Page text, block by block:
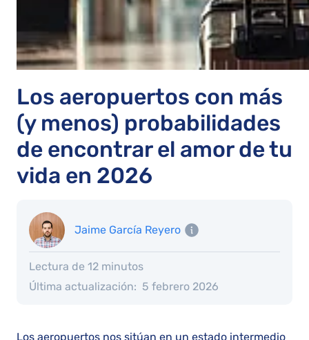
Los aeropuertos con más
(y menos) probabilidades
de encontrar el amor de tu
vida en 2026
Jaime García Reyero
Lectura de 12 minutos
Última actualización: 5 febrero 2026
Los aeropuertos nos sitúan en un estado intermedio